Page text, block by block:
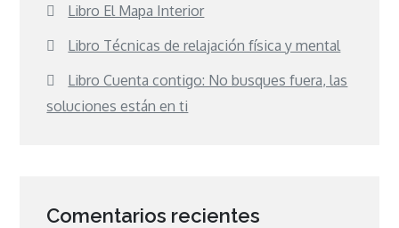
Libro El Mapa Interior
Libro Técnicas de relajación física y mental
Libro Cuenta contigo: No busques fuera, las
soluciones están en ti
Comentarios recientes